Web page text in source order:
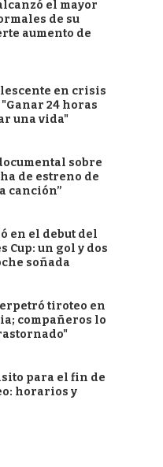
el mayor
de su
aumento de
en crisis
24 horas
una vida"
sobre
de estreno de
canción”
en el debut del
Cup: un gol y dos
soñada
tiroteo en
compañeros lo
para el fin de
horarios y